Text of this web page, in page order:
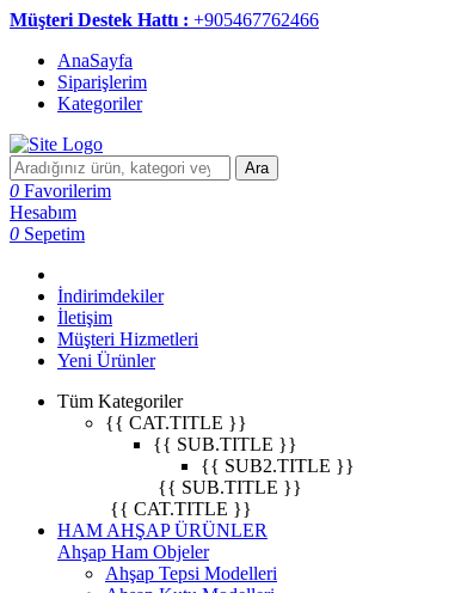
Müşteri Destek Hattı : +905467762466
AnaSayfa
Siparişlerim
Kategoriler
Ara
0 Favorilerim
Hesabım
0 Sepetim
İndirimdekiler
İletişim
Müşteri Hizmetleri
Yeni Ürünler
Tüm Kategoriler
{{ CAT.TITLE }}
{{ SUB.TITLE }}
{{ SUB2.TITLE }}
{{ SUB.TITLE }}
{{ CAT.TITLE }}
HAM AHŞAP ÜRÜNLER
Ahşap Ham Objeler
Ahşap Tepsi Modelleri